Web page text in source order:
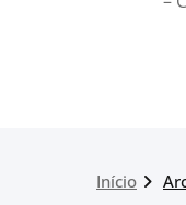
Início